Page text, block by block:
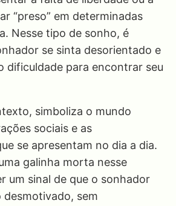
“preso” em determinadas
Nesse tipo de sonho, é
se sinta desorientado e
dificuldade para encontrar seu
simboliza o mundo
sociais e as
se apresentam no dia a dia.
galinha morta nesse
um sinal de que o sonhador
desmotivado, sem